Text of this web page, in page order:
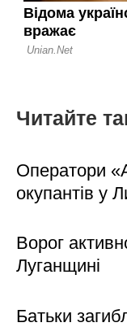
Читайте
Оператори
окупантів у
Ворог
Луганщині
Батьки